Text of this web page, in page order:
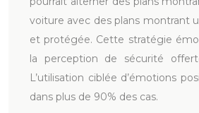
voiture avec des plans montrant
et protégée. Cette stratégie
la perception de sécurité
L’utilisation ciblée d’émotions
dans plus de 90% des cas.